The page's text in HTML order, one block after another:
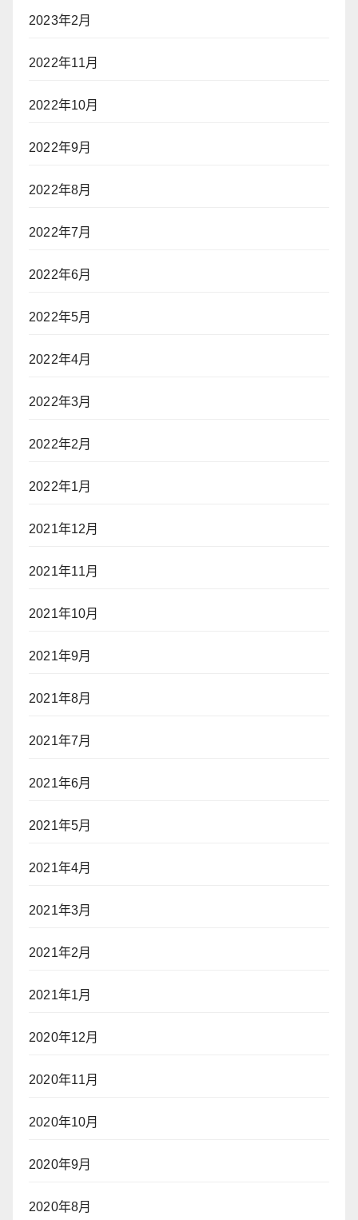
2023年2月
2022年11月
2022年10月
2022年9月
2022年8月
2022年7月
2022年6月
2022年5月
2022年4月
2022年3月
2022年2月
2022年1月
2021年12月
2021年11月
2021年10月
2021年9月
2021年8月
2021年7月
2021年6月
2021年5月
2021年4月
2021年3月
2021年2月
2021年1月
2020年12月
2020年11月
2020年10月
2020年9月
2020年8月